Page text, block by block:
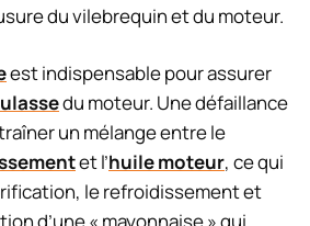
du vilebrequin et du moteur.
est indispensable pour assurer
du moteur. Une défaillance
un mélange entre le
et l’huile moteur, ce qui
le refroidissement et